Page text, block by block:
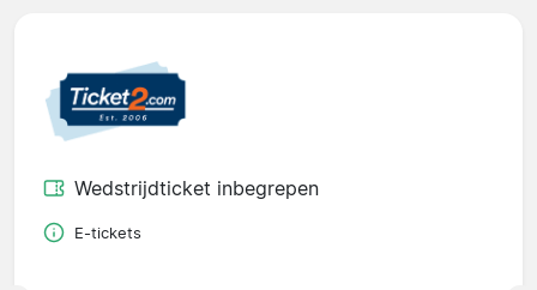
Wedstrijdticket inbegrepen
E-tickets